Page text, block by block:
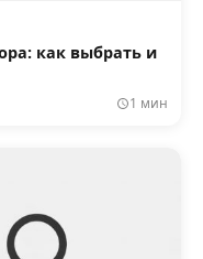
как выбрать и
1 мин